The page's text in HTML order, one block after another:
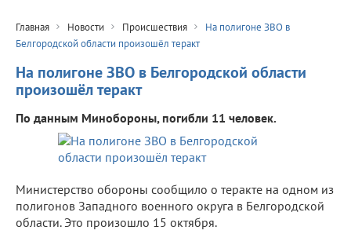
Главная Новости Происшествия
На полигоне ЗВО в
Белгородской области произошёл теракт
На полигоне ЗВО в Белгородской области
произошёл теракт
По данным Минобороны, погибли 11 человек.
Министерство обороны сообщило о теракте на одном из
полигонов Западного военного округа в Белгородской
области. Это произошло 15 октября.